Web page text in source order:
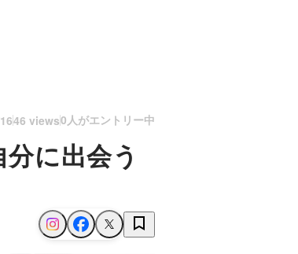
46 views0人がエントリー中
に出会う